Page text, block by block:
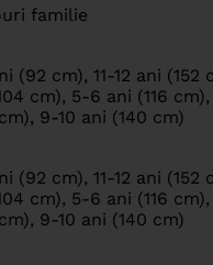
familie
(92 cm), 11-12 ani (152
cm), 5-6 ani (116
9-10 ani (140 cm)
(92 cm), 11-12 ani (152
cm), 5-6 ani (116
9-10 ani (140 cm)